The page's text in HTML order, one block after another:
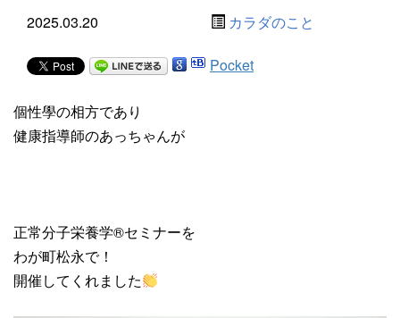
2025.03.20 カラダのこと
Pocket
個性學の相方であり
健康指導師のあっちゃんが
正常分子栄養学®️セミナーを
わが町松永で！
開催してくれました